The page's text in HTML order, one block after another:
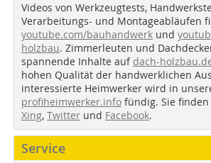
Videos von Werkzeugtests,
Verarbeitungs- und Montageabläufen
youtube.com/bauhandwerk und
holzbau. Zimmerleuten und
spannende Inhalte auf dach-
hohen Qualität der handwerklichen
interessierte Heimwerker wird in
profiheimwerker.info fündig. Sie
Xing, Twitter und Facebook.
Service